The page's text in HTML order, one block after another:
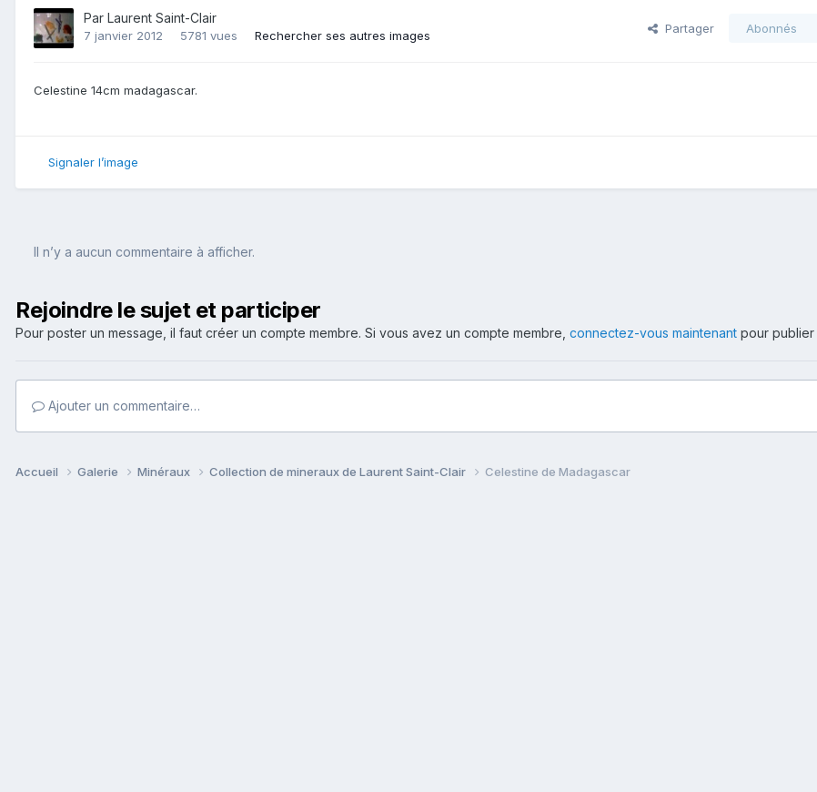
Par Laurent Saint-Clair
7 janvier 2012 5781 vues Rechercher ses autres images
Partager Abonnés
Celestine 14cm madagascar.
Signaler l’image
Il n’y a aucun commentaire à afficher.
Rejoindre le sujet et participer
Pour poster un message, il faut créer un compte membre. Si vous avez un compte membre, connectez-vous maintenant pour publier
Ajouter un commentaire…
Accueil Galerie Minéraux Collection de mineraux de Laurent Saint-Clair Celestine de Madagascar